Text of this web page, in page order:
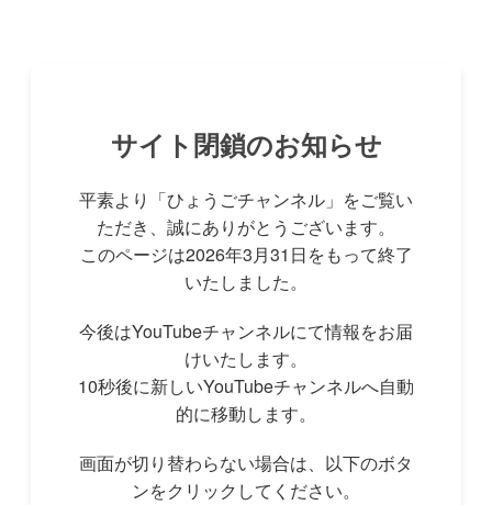
サイト閉鎖のお知らせ
平素より「ひょうごチャンネル」をご覧い
ただき、誠にありがとうございます。
このページは2026年3月31日をもって終了
いたしました。
今後はYouTubeチャンネルにて情報をお届
けいたします。
10秒後に新しいYouTubeチャンネルへ自動
的に移動します。
画面が切り替わらない場合は、以下のボタ
ンをクリックしてください。